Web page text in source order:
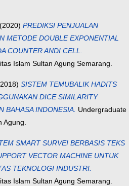
PREDIKSI PENJUALAN
METODE DOUBLE EXPONENTIAL
COUNTER ANDI CELL.
Islam Sultan Agung Semarang.
SISTEM TEMUBALIK HADITS
DICE SIMILARITY
BAHASA INDONESIA. Undergraduate
Agung.
SMART SURVEI BERBASIS TEKS
VECTOR MACHINE UNTUK
TEKNOLOGI INDUSTRI.
Islam Sultan Agung Semarang.